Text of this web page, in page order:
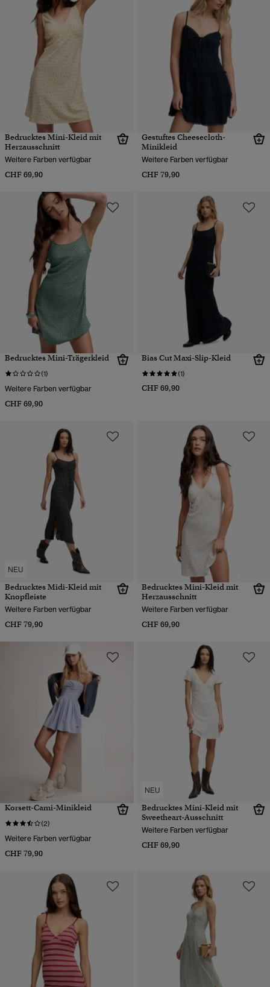
Bedrucktes Mini-Kleid mit
Herzausschnitt
Weitere Farben verfügbar
CHF 69,90
Gestuftes Cheesecloth-
Minikleid
Weitere Farben verfügbar
CHF 79,90
Bedrucktes Mini-Trägerkleid
(1)
Weitere Farben verfügbar
CHF 69,90
Bias Cut Maxi-Slip-Kleid
(1)
CHF 69,90
NEU
Bedrucktes Midi-Kleid mit
Knopfleiste
Weitere Farben verfügbar
CHF 79,90
Bedrucktes Mini-Kleid mit
Herzausschnitt
Weitere Farben verfügbar
CHF 69,90
Korsett-Cami-Minikleid
(2)
Weitere Farben verfügbar
CHF 79,90
NEU
Bedrucktes Mini-Kleid mit
Sweetheart-Ausschnitt
Weitere Farben verfügbar
CHF 69,90